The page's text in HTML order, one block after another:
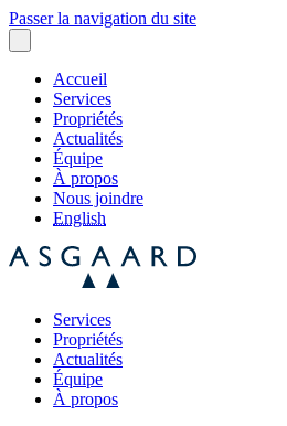
Passer la navigation du site
Accueil
Services
Propriétés
Actualités
Équipe
À propos
Nous joindre
English
Services
Propriétés
Actualités
Équipe
À propos